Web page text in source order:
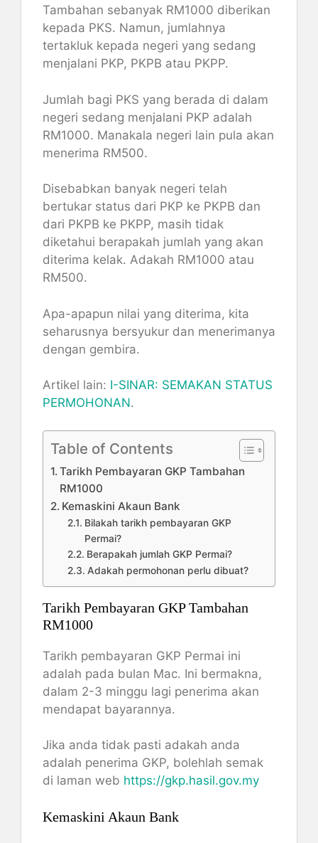
Tambahan sebanyak RM1000 diberikan
kepada PKS. Namun, jumlahnya
tertakluk kepada negeri yang sedang
menjalani PKP, PKPB atau PKPP.
Jumlah bagi PKS yang berada di dalam
negeri sedang menjalani PKP adalah
RM1000. Manakala negeri lain pula akan
menerima RM500.
Disebabkan banyak negeri telah
bertukar status dari PKP ke PKPB dan
dari PKPB ke PKPP, masih tidak
diketahui berapakah jumlah yang akan
diterima kelak. Adakah RM1000 atau
RM500.
Apa-apapun nilai yang diterima, kita
seharusnya bersyukur dan menerimanya
dengan gembira.
Artikel lain: I-SINAR: SEMAKAN STATUS
PERMOHONAN.
Table of Contents
Tarikh Pembayaran GKP Tambahan
RM1000
Kemaskini Akaun Bank
Bilakah tarikh pembayaran GKP
Permai?
Berapakah jumlah GKP Permai?
Adakah permohonan perlu dibuat?
Tarikh Pembayaran GKP Tambahan
RM1000
Tarikh pembayaran GKP Permai ini
adalah pada bulan Mac. Ini bermakna,
dalam 2-3 minggu lagi penerima akan
mendapat bayarannya.
Jika anda tidak pasti adakah anda
adalah penerima GKP, bolehlah semak
di laman web https://gkp.hasil.gov.my
Kemaskini Akaun Bank